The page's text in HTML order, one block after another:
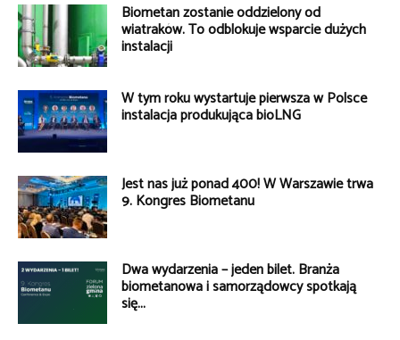
Biometan zostanie oddzielony od
wiatraków. To odblokuje wsparcie dużych
instalacji
W tym roku wystartuje pierwsza w Polsce
instalacja produkująca bioLNG
Jest nas już ponad 400! W Warszawie trwa
9. Kongres Biometanu
Dwa wydarzenia – jeden bilet. Branża
biometanowa i samorządowcy spotkają
się...